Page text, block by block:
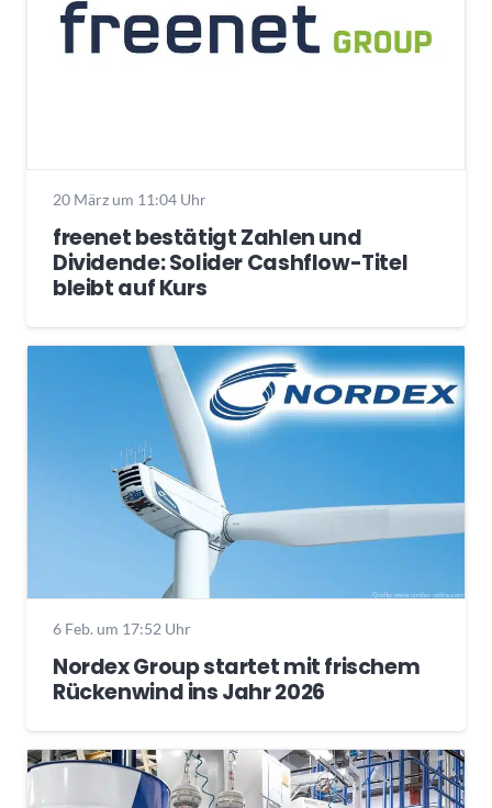
20 März um 11:04 Uhr
freenet bestätigt Zahlen und
Dividende: Solider Cashflow-Titel
bleibt auf Kurs
6 Feb. um 17:52 Uhr
Nordex Group startet mit frischem
Rückenwind ins Jahr 2026